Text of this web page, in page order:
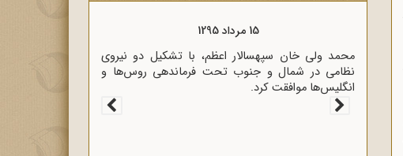
15 مرداد 1320
وزیر خارجه انگلیس آنتونی ایدن حضور متخصصان
آلمانی در ایران را خطر بزرگی برای لندن دانست.